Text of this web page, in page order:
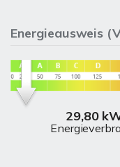
Energieausweis
29,80